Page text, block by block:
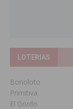
LOTERIAS
Bonoloto
Primitiva
El Gordo